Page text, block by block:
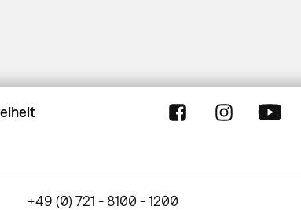
+49 (0) 721 - 8100 - 1200